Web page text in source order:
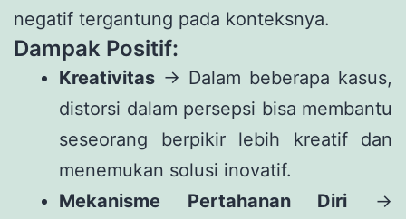
negatif tergantung pada konteksnya.
Dampak Positif:
Kreativitas → Dalam beberapa kasus,
distorsi dalam persepsi bisa membantu
seseorang berpikir lebih kreatif dan
menemukan solusi inovatif.
Mekanisme Pertahanan Diri →